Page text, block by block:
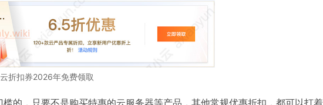
折扣券2026年免费领取
的，只要不是购买特惠的云服务器等产品，其他常规优惠折扣，都可以打着